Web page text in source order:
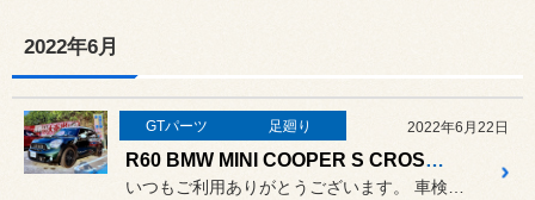
2022年6月
GTパーツ 足廻り 2022年6月22日
R60 BMW MINI COOPER S CROSSOVER ALL4 ✖ GIOMIC MEMBER BRACE SET for R60